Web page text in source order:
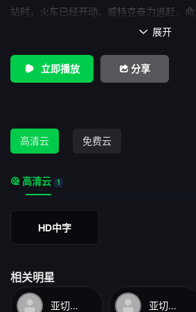
站时，火车已经开动。威特克奋力追赶，命
第一种命运，他赶上了火车，并在车上
员；第二种命运，他因站内警察阻挡错过
狱，狱中他结识一个反党分子，日后更积极
最佳男主角（Boguslaw Linda）和银狮奖。
 展开
立即播放 分享
高清云 免费云
高清云 1
HD中字
相关明星
亚切克·博尔科夫斯基 亚切克·萨斯-乌赫里诺夫斯基